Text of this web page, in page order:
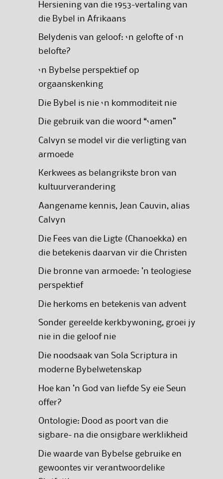
Hersiening van die 1953-vertaling van
die Bybel in Afrikaans
Belydenis van geloof: ‘n gelofte of ‘n
belofte?
‘n Bybelse perspektief op
orgaanskenking
Die Bybel is nie ‘n kommoditeit nie
Die gebruik van die woord “‘amen”
Calvyn se model vir die verligting van
armoede
Kerkwees as belangrikste bron van
kultuurverandering
Aangename kennis, Jean Cauvin, alias
Calvyn
Die Fees van die Ligte (Chanoekka) en
die betekenis daarvan vir die Christen
Die bronne van armoede: ’n teologiese
perspektief
Die herkoms en betekenis van advent
Sonder gereelde kerkbywoning, groei jy
nie in die geloof nie
Die noodsaak van Sola Scriptura in
moderne Bybelwetenskap
Hoe kan ’n God van liefde Sy eie Seun
offer?
Ontologie: Dood as poort van die
sigbare- na die onsigbare werklikheid
Die waarde van Bybelse gebruike en
gewoontes vir verantwoordelike